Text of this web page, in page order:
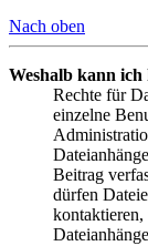
Nach oben
Weshalb kann ich
Rechte für
einzelne
Beitrag
dürfen